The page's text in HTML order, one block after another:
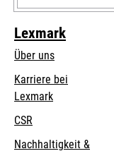
Lexmark
Über uns
Karriere bei
Lexmark
CSR
Nachhaltigkeit &